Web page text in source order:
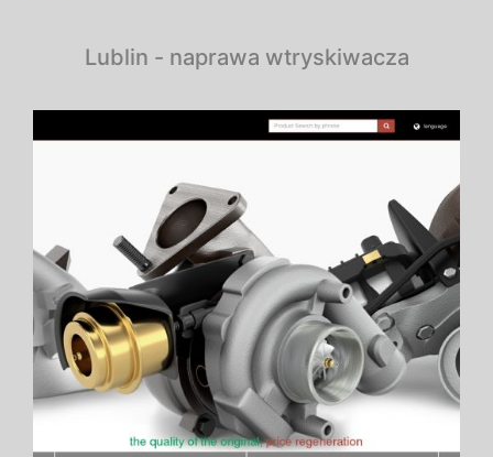
Lublin - naprawa wtryskiwacza